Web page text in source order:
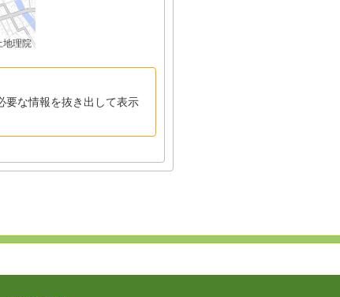
地理院
要な情報を抜き出して表示